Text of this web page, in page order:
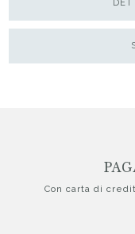
Con carta di